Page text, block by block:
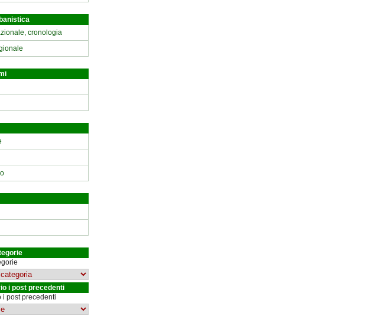
cronologia
i post precedenti
i post precedenti